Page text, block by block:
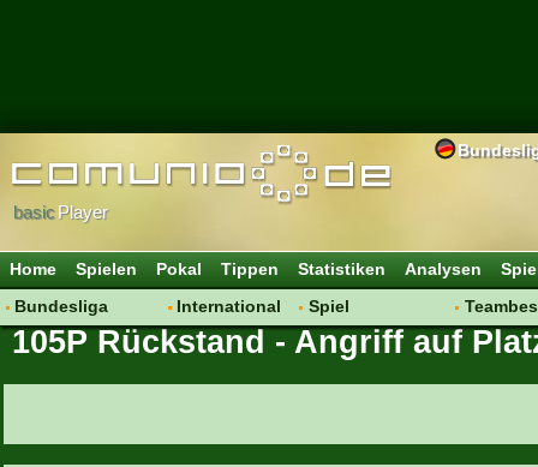
basicPlayer
Home Spielen Pokal Tippen Statistiken Analysen
Bundesliga
Hot News
International
Vereine
Spiel
Regeln & Tipps
105P Rückstand - Angriff auf